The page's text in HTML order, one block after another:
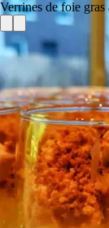
Verrines de foie